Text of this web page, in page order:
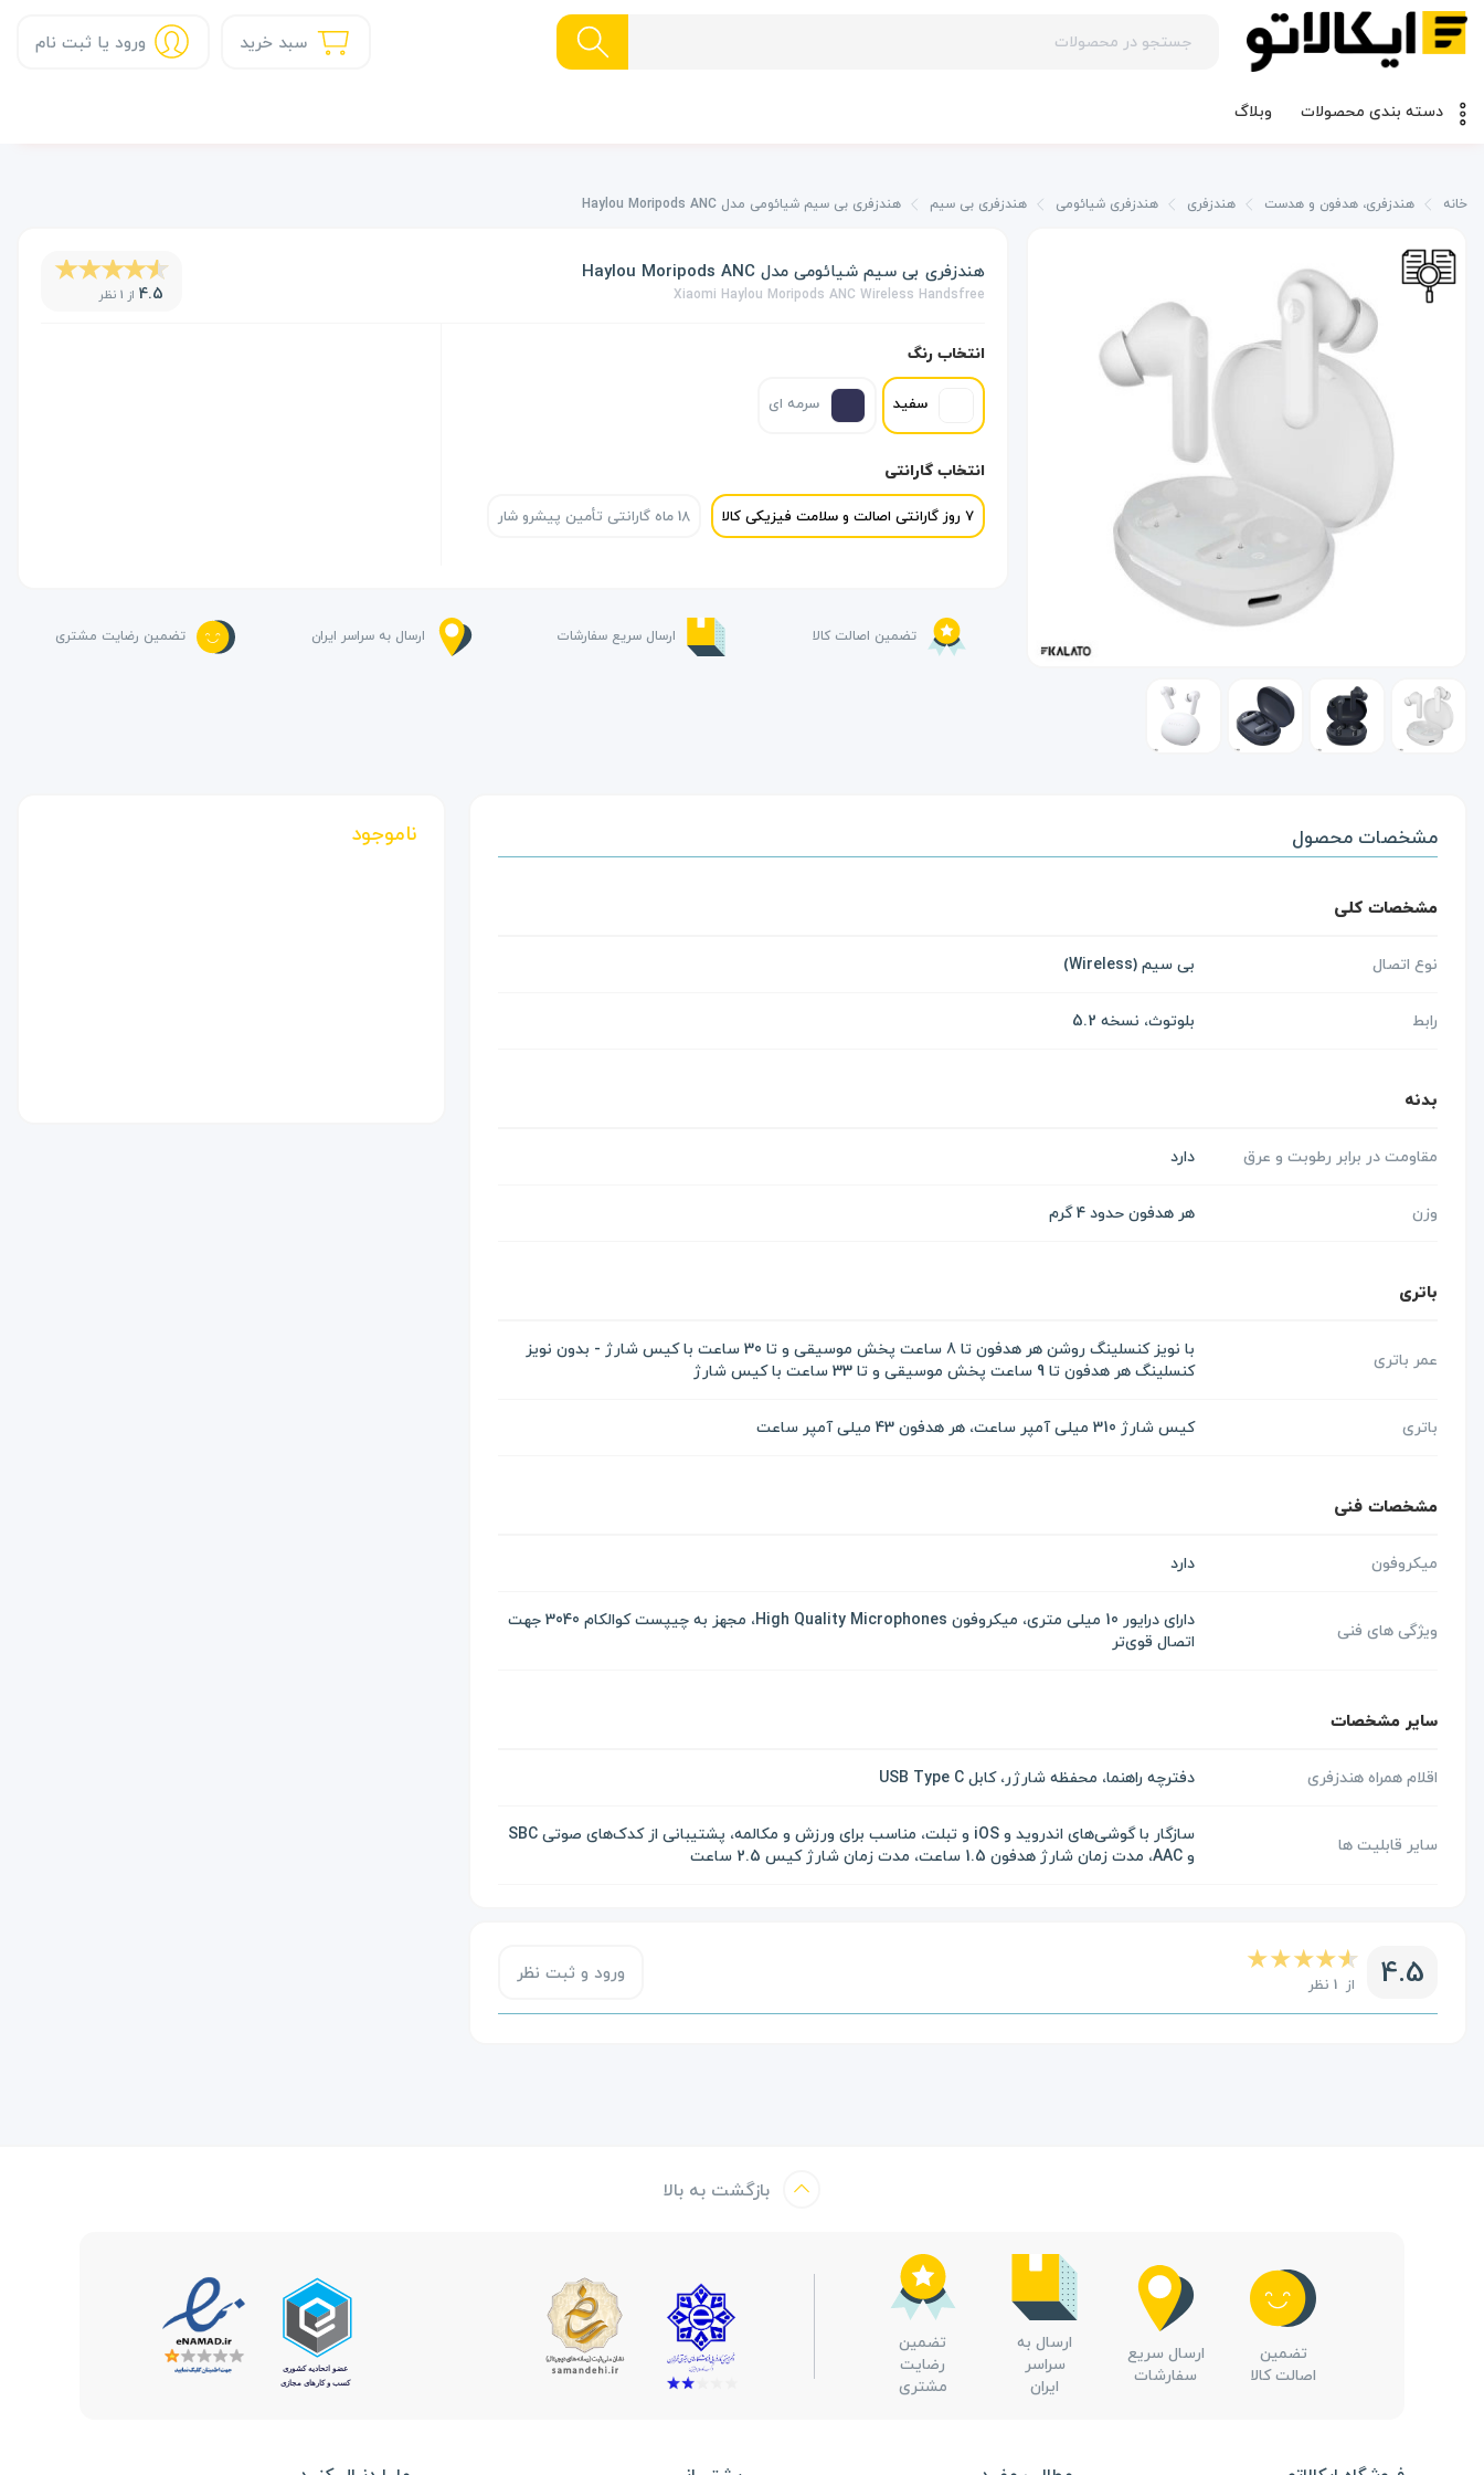
ورود یا ثبت نام سبد خرید
دسته بندی محصولات وبلاگ
خانه هندزفری، هدفون و هدست هندزفری هندزفری شیائومی هندزفری بی سیم هندزفری بی سیم شیائومی مدل Haylou Moripods ANC
هندزفری بی سیم شیائومی مدل Haylou Moripods ANC
Xiaomi Haylou Moripods ANC Wireless Handsfree
4.5 از 1 نظر
انتخاب رنگ
سفید سرمه ای
انتخاب گارانتی
7 روز گارانتی اصالت و سلامت فیزیکی کالا 18 ماه گارانتی تأمین پیشرو شار
تضمین اصالت کالا ارسال سریع سفارشات ارسال به سراسر ایران تضمین رضایت مشتری
مشخصات محصول
مشخصات کلی
نوع اتصال بی سیم (Wireless)
رابط بلوتوث، نسخه 5.2
بدنه
مقاومت در برابر رطوبت و عرق دارد
وزن هر هدفون حدود 4 گرم
باتری
عمر باتری
با نویز کنسلینگ روشن هر هدفون تا 8 ساعت پخش موسیقی و تا 30 ساعت با کیس شارژ - بدون نویز
کنسلینگ هر هدفون تا 9 ساعت پخش موسیقی و تا 33 ساعت با کیس شارژ
باتری کیس شارژ 310 میلی آمپر ساعت، هر هدفون 43 میلی آمپر ساعت
مشخصات فنی
میکروفون دارد
ویژگی های فنی
دارای درایور 10 میلی متری، میکروفون High Quality Microphones، مجهز به چیپست کوالکام 3040 جهت
اتصال قوی‌تر
سایر مشخصات
اقلام همراه هندزفری دفترچه راهنما، محفظه شارژر، کابل USB Type C
سایر قابلیت ها
سازگار با گوشی‌های اندروید و iOS و تبلت، مناسب برای ورزش و مکالمه، پشتیبانی از کدک‌های صوتی SBC
و AAC، مدت زمان شارژ هدفون 1.5 ساعت، مدت زمان شارژ کیس 2.5 ساعت
4.5 از 1 نظر ورود و ثبت نظر
ناموجود
بازگشت به بالا
تضمین
رضایت
مشتری
ارسال به
سراسر
ایران
ارسال سریع
سفارشات
تضمین
اصالت کالا